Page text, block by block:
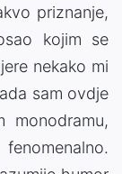
priznanje,
kojim se
nekako mi
sam ovdje